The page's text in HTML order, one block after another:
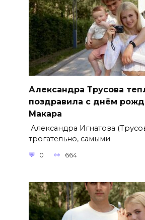
Александра Трусова
поздравила с днём
Макара
Александра Игнатова
трогательно, самыми
0 664